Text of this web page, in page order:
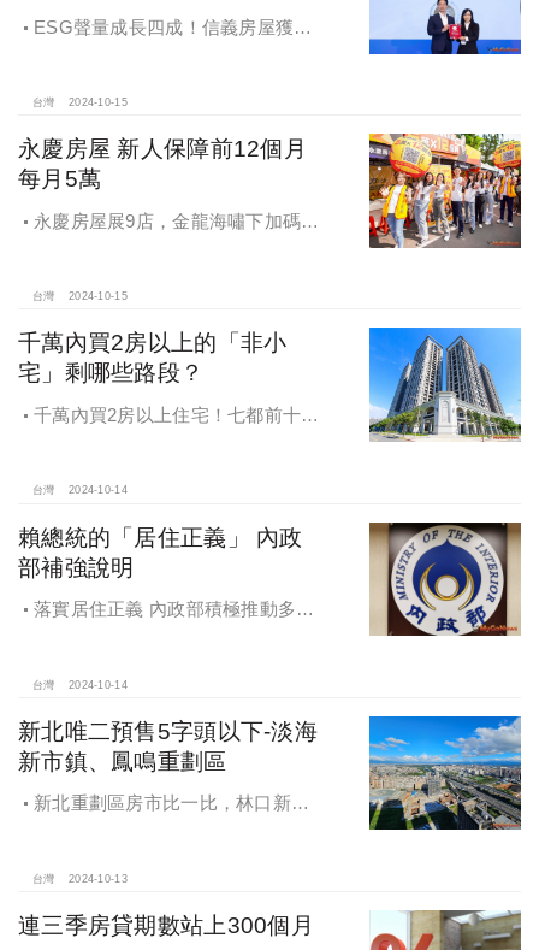
ESG聲量成長四成！信義房屋獲
台灣 2024-10-15
永慶房屋 新人保障前12個月
每月5萬
永慶房屋展9店，金龍海嘯下加碼員
福感，看得到更領得到！業務新人保
障前12個月每月5萬
台灣 2024-10-15
千萬內買2房以上的「非小
宅」剩哪些路段？
千萬內買2房以上住宅！七都前十大
台灣 2024-10-14
賴總統的「居住正義」 內政
部補強說明
落實居住正義 內政部積極推動多元
台灣 2024-10-14
新北唯二預售5字頭以下-淡海
新市鎮、鳳鳴重劃區
新北重劃區房市比一比，林口新市
台灣 2024-10-13
連三季房貸期數站上300個月